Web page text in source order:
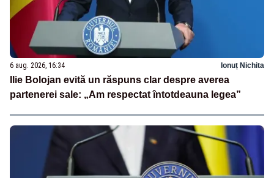
6 aug. 2026, 16:34 Ionuț Nichita
Ilie Bolojan evită un răspuns clar despre averea
partenerei sale: „Am respectat întotdeauna legea”